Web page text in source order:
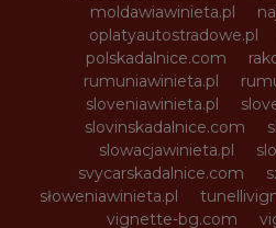
moldawiawinieta.pl
oplatyautostradowe.pl
polskadalnice.com
rumuniawinieta.pl
sloveniawinieta.pl
slovinskadalnice.com
slowacjawinieta.pl
svycarskadalnice.com
słoweniawinieta.pl
vignette-bg.com